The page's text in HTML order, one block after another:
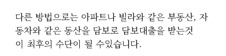
다른 방법으로는 아파트나 빌라와 같은 부동산, 자
동차와 같은 동산을 담보로 담보대출을 받는것
이 최후의 수단이 될 수있습니다.